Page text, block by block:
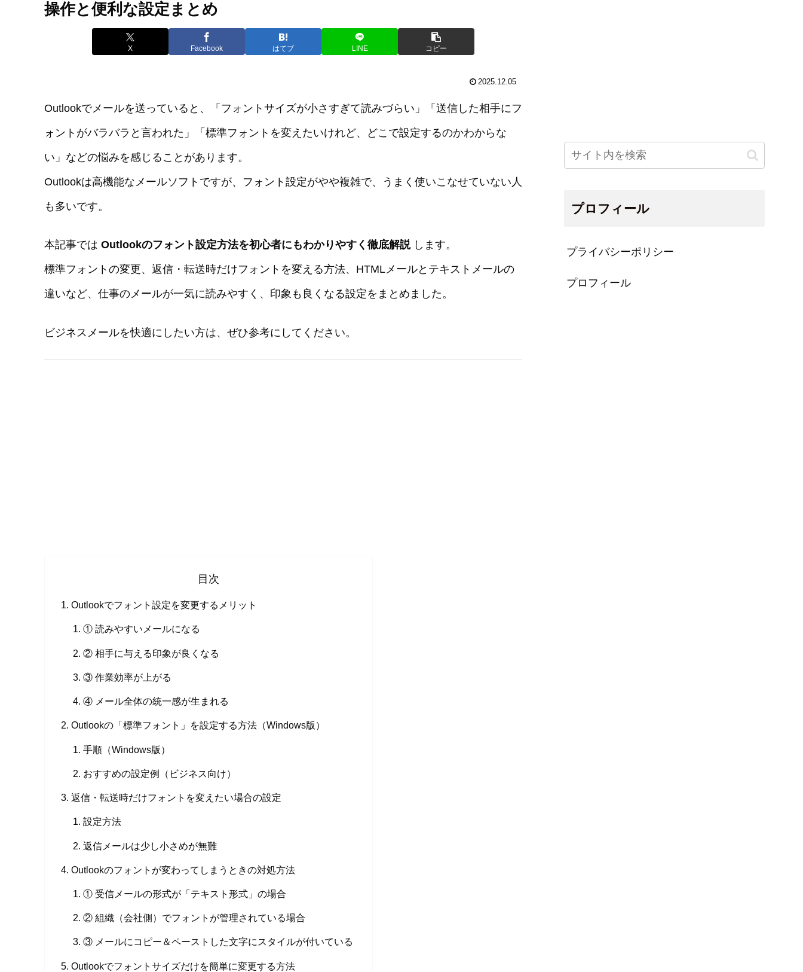
操作と便利な設定まとめ
X Facebook はてブ LINE コピー
2025.12.05
Outlookでメールを送っていると、「フォントサイズが小さすぎて読みづらい」「送信した相手にフ
ォントがバラバラと言われた」「標準フォントを変えたいけれど、どこで設定するのかわからな
い」などの悩みを感じることがあります。
Outlookは高機能なメールソフトですが、フォント設定がやや複雑で、うまく使いこなせていない人
も多いです。
本記事では Outlookのフォント設定方法を初心者にもわかりやすく徹底解説します。
標準フォントの変更、返信・転送時だけフォントを変える方法、HTMLメールとテキストメールの
違いなど、仕事のメールが一気に読みやすく、印象も良くなる設定をまとめました。
ビジネスメールを快適にしたい方は、ぜひ参考にしてください。
目次
Outlookでフォント設定を変更するメリット
① 読みやすいメールになる
② 相手に与える印象が良くなる
③ 作業効率が上がる
④ メール全体の統一感が生まれる
Outlookの「標準フォント」を設定する方法（Windows版）
手順（Windows版）
おすすめの設定例（ビジネス向け）
返信・転送時だけフォントを変えたい場合の設定
設定方法
返信メールは少し小さめが無難
Outlookのフォントが変わってしまうときの対処方法
① 受信メールの形式が「テキスト形式」の場合
② 組織（会社側）でフォントが管理されている場合
③ メールにコピー＆ペーストした文字にスタイルが付いている
Outlookでフォントサイズだけを簡単に変更する方法
プロフィール
プライバシーポリシー
プロフィール